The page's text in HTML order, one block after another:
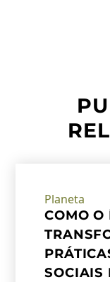
Planeta
COMO O
SOCIAIS